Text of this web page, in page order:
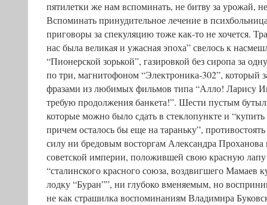
пятилетки же нам вспоминать, не битву за урожай,
Вспоминать принудительное лечение в
приговоры за спекуляцию тоже как-то не хочется.
нас была великая и ужасная эпоха” свелось к
“Пионерской зорькой”, газировкой без сиропа за
по три, магнитофоном “Электроника-302”, который
фразами из любимых фильмов типа “Алло! Ларису
требую продолжения банкета!”. Шести пустым
которые можно было сдать в стеклопункте и
причем осталось бы еще на тараньку”,
силу ни бредовым восторгам Александра Проханова
советской империи, положившей свою красную
“сталинского красного союза, воздвигшего Мамаев
лодку “Буран””, ни глубоко вменяемым, но
не как страшилка воспоминаниям Владимира